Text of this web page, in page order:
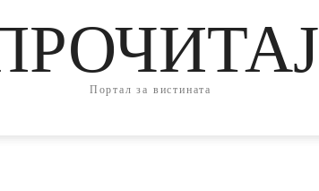
Портал за вистината